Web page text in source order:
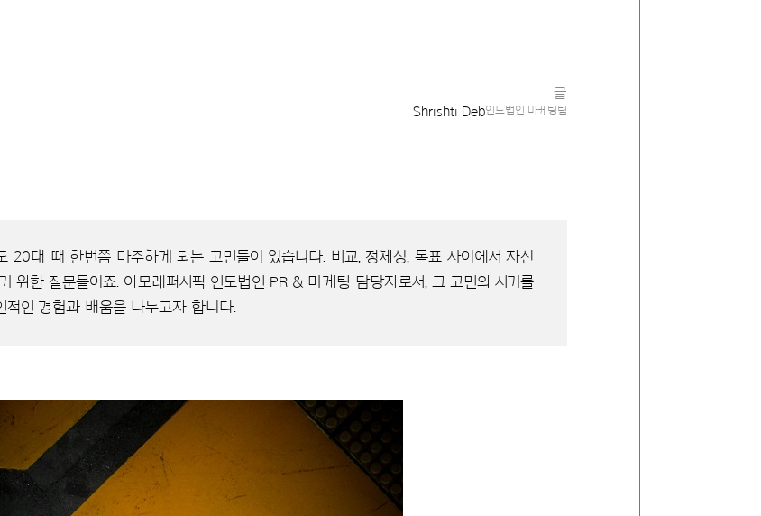
글
Shrishti Deb인도법인 마케팅팀
20대 때 한번쯤 마주하게 되는 고민들이 있습니다. 비교, 정체성, 목표 사이에서 자신
위한 질문들이죠. 아모레퍼시픽 인도법인 PR & 마케팅 담당자로서, 그 고민의 시기를
적인 경험과 배움을 나누고자 합니다.